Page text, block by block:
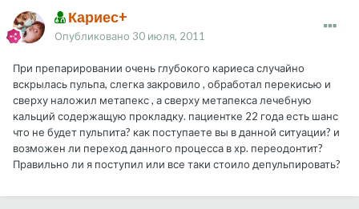
Кариес+
Опубликовано 30 июля, 2011
При препарировании очень глубокого кариеса случайно
вскрылась пульпа, слегка закровило , обработал перекисью и
сверху наложил метапекс , а сверху метапекса лечебную
кальций содержащую прокладку. пациентке 22 года есть шанс
что не будет пульпита? как поступаете вы в данной ситуации? и
возможен ли переход данного процесса в хр. переодонтит?
Правильно ли я поступил или все таки стоило депульпировать?